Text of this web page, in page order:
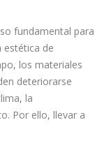
fundamental para
estética de
los materiales
deteriorarse
la
Por ello, llevar a